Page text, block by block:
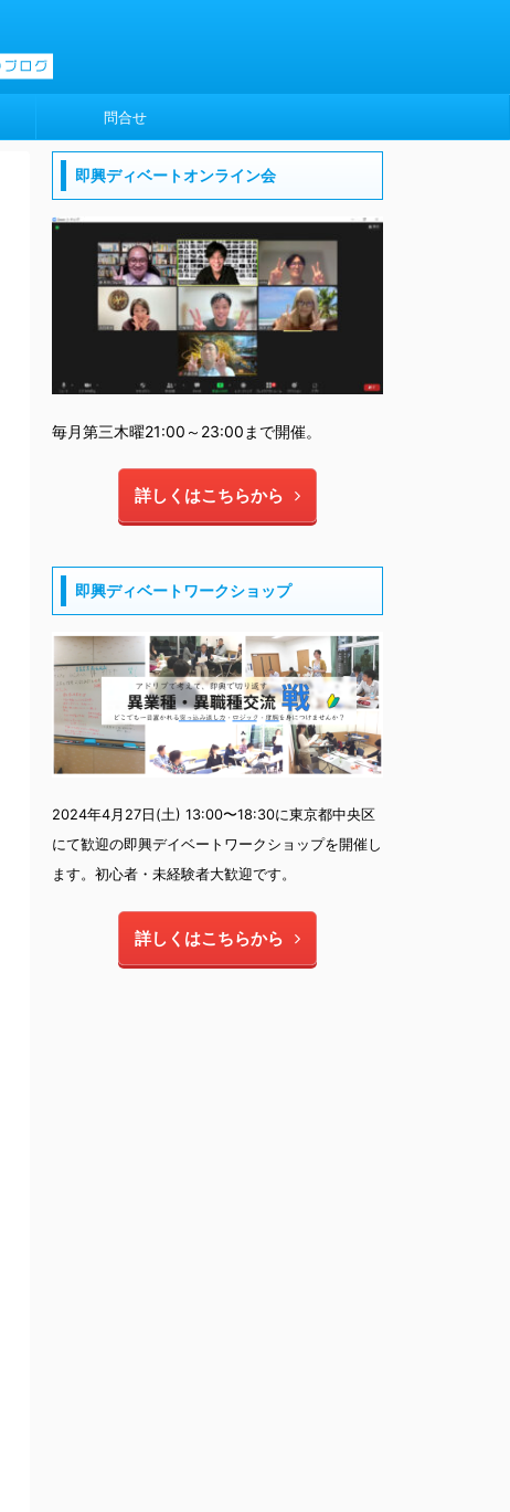
問合せ
即興ディベートオンライン会
毎月第三木曜21:00～23:00まで開催。
詳しくはこちらから
即興ディベートワークショップ
2024年4月27日(土) 13:00〜18:30に東京都中央区
にて歓迎の即興デイベートワークショップを開催し
ます。初心者・未経験者大歓迎です。
詳しくはこちらから